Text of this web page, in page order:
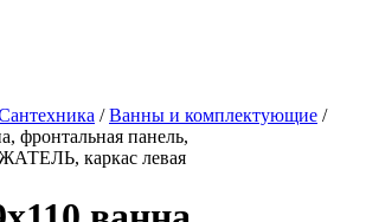
/Ванны и комплектующие /
фронтальная панель,
каркас левая